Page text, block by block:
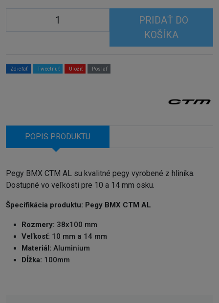
PRIDAŤ DO
KOŠÍKA
Zdieľať Tweetnuť Uložiť Poslať
POPIS PRODUKTU
Pegy BMX CTM AL su kvalitné pegy vyrobené z hliníka.
Dostupné vo veľkosti pre 10 a 14 mm osku.
Špecifikácia produktu: Pegy BMX CTM AL
Rozmery: 38x100 mm
Veľkosť: 10 mm a 14 mm
Materiál: Aluminium
Dĺžka: 100mm